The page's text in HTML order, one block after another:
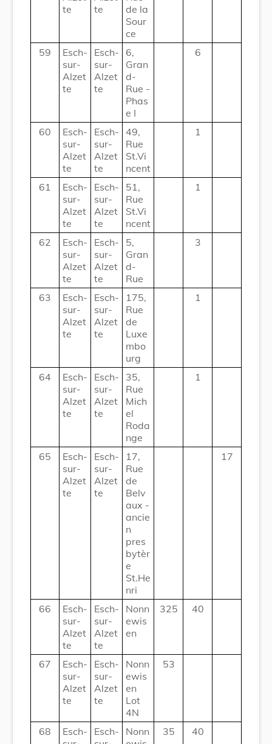
te
te
de la
Sour
ce
59
Esch-
sur-
Alzet
te
Esch-
sur-
Alzet
te
6,
Gran
d-
Rue -
Phas
e I
6
60
Esch-
sur-
Alzet
te
Esch-
sur-
Alzet
te
49,
Rue
St.Vi
ncent
1
61
Esch-
sur-
Alzet
te
Esch-
sur-
Alzet
te
51,
Rue
St.Vi
ncent
1
62
Esch-
sur-
Alzet
te
Esch-
sur-
Alzet
te
5,
Gran
d-
Rue
3
63
Esch-
sur-
Alzet
te
Esch-
sur-
Alzet
te
175,
Rue
de
Luxe
mbo
urg
1
64
Esch-
sur-
Alzet
te
Esch-
sur-
Alzet
te
35,
Rue
Mich
el
Roda
nge
1
65
Esch-
sur-
Alzet
te
Esch-
sur-
Alzet
te
17,
Rue
de
Belv
aux -
ancie
n
pres
bytèr
e
St.He
nri
17
66
Esch-
sur-
Alzet
te
Esch-
sur-
Alzet
te
Nonn
ewis
en
325 40
67
Esch-
sur-
Alzet
te
Esch-
sur-
Alzet
te
Nonn
ewis
en
Lot
4N
53
68
Esch-
Esch-
Nonn
35 40